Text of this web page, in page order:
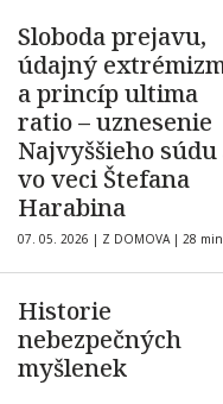
Sloboda prejavu,
údajný
a princíp ultima
ratio – uznesenie
Najvyššieho súdu
vo veci Štefana
Harabina
07. 05. 2026 | Z DOMOVA | 28
Historie
nebezpečných
myšlenek